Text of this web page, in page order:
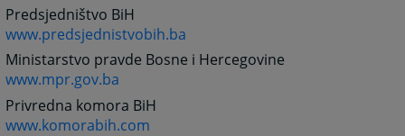
Predsjedništvo BiH
www.predsjednistvobih.ba
Ministarstvo pravde Bosne i Hercegovine
www.mpr.gov.ba
Privredna komora BiH
www.komorabih.com